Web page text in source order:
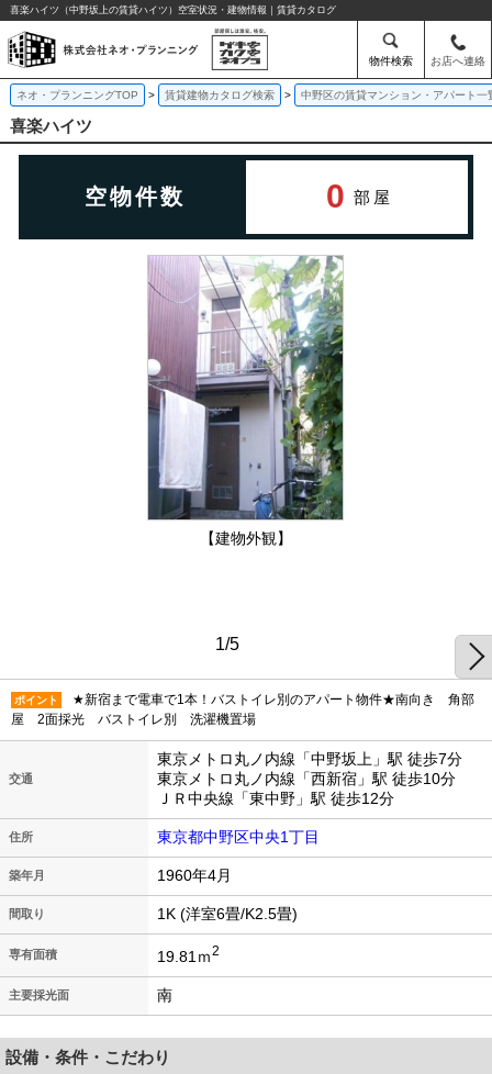
喜楽ハイツ（中野坂上の賃貸ハイツ）空室状況・建物情報｜賃貸カタログ
物件検索 お店へ連絡
ネオ・プランニングTOP 賃貸建物カタログ検索 中野区の賃貸マンション・アパート一
喜楽ハイツ
空物件数 0 部屋
【建物外観】
1/5
ポイント
★新宿まで電車で1本！バストイレ別のアパート物件★南向き 角部
屋 2面採光 バストイレ別 洗濯機置場
交通
東京メトロ丸ノ内線「中野坂上」駅 徒歩7分
東京メトロ丸ノ内線「西新宿」駅 徒歩10分
ＪＲ中央線「東中野」駅 徒歩12分
住所 東京都中野区中央1丁目
築年月 1960年4月
間取り 1K (洋室6畳/K2.5畳)
専有面積 19.81ｍ2
主要採光面 南
設備・条件・こだわり